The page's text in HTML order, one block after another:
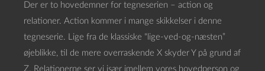
Der er to hovedemner for tegneserien – action og
relationer. Action kommer i mange skikkelser i denne
tegneserie. Lige fra de klassiske “lige-ved-og-næsten”
øjeblikke, til de mere overraskende X skyder Y på grund af
Z. Relationerne ser vi især imellem vores hovedperson og